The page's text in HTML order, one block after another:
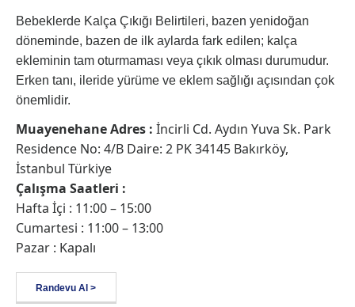
Bebeklerde Kalça Çıkığı Belirtileri, bazen yenidoğan
döneminde, bazen de ilk aylarda fark edilen; kalça
ekleminin tam oturmaması veya çıkık olması durumudur.
Erken tanı, ileride yürüme ve eklem sağlığı açısından çok
önemlidir.
Muayenehane Adres : İncirli Cd. Aydın Yuva Sk. Park
Residence No: 4/B Daire: 2 PK 34145 Bakırköy,
İstanbul Türkiye
Çalışma Saatleri :
Hafta İçi : 11:00 – 15:00
Cumartesi : 11:00 – 13:00
Pazar : Kapalı
Randevu Al >